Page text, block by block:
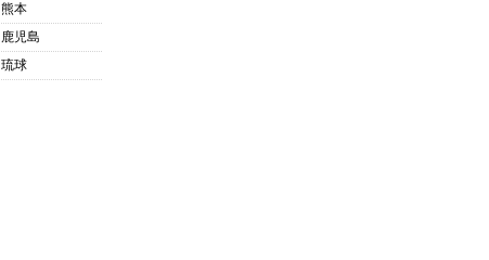
熊本
鹿児島
琉球